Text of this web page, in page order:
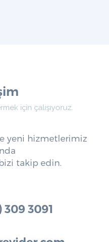
için çalışıyoruz.
yeni hizmetlerimiz
takip edin.
309 3091